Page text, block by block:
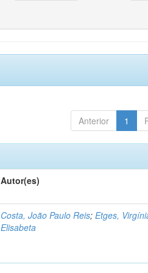
Anterior 1
Autor(es)
Costa, João Paulo Reis;Etges,
Elisabeta